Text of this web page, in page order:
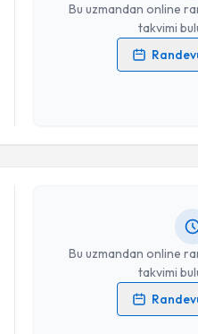
Bu uzmandan online
takvimi
Kişisel verilerimin
Takvim
Bu uzmandan online
takvimi
Kişisel verilerimin